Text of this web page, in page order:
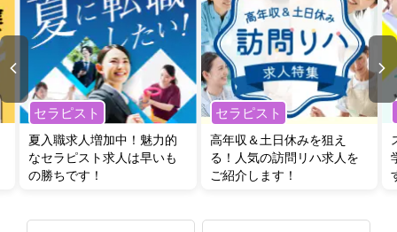
セラピスト
夏入職求人増加中！魅力的
なセラピスト求人は早いも
の勝ちです！
セラピスト
高年収＆土日休みを狙え
る！人気の訪問リハ求人を
ご紹介します！